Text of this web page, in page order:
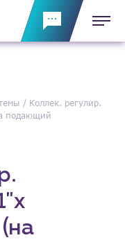
Коллек. регулир.
подающий